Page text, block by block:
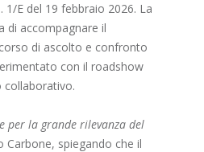
1/E del 19 febbraio 2026. La
di accompagnare il
di ascolto e confronto
con il roadshow
collaborativo.
per la grande rilevanza del
Carbone, spiegando che il